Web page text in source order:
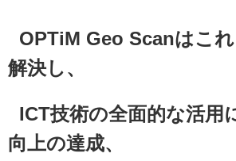
OPTiM Geo Scanはこ
解決し、
ICT技術の全面的な活用
向上の達成、